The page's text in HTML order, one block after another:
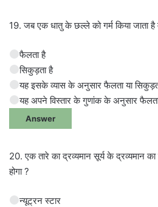
19. जब एक धातु के छल्ले को गर्म किया जाता
फैलता है
सिकुड़ता है
यह इसके व्यास के अनुसार फैलता या
यह अपने विस्तार के गुणांक के अनुसार
Answer
20. एक तारे का द्रव्यमान सूर्य के द्रव्यमान
होगा ?
न्यूट्रन स्टार